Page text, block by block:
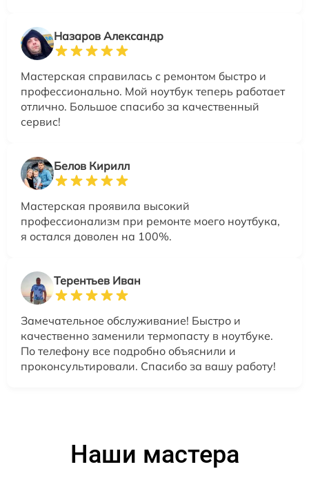
Назаров Александр
Мастерская справилась с ремонтом быстро и
профессионально. Мой ноутбук теперь работает
отлично. Большое спасибо за качественный
сервис!
Белов Кирилл
Мастерская проявила высокий
профессионализм при ремонте моего ноутбука,
я остался доволен на 100%.
Терентьев Иван
Замечательное обслуживание! Быстро и
качественно заменили термопасту в ноутбуке.
По телефону все подробно объяснили и
проконсультировали. Спасибо за вашу работу!
Наши мастера